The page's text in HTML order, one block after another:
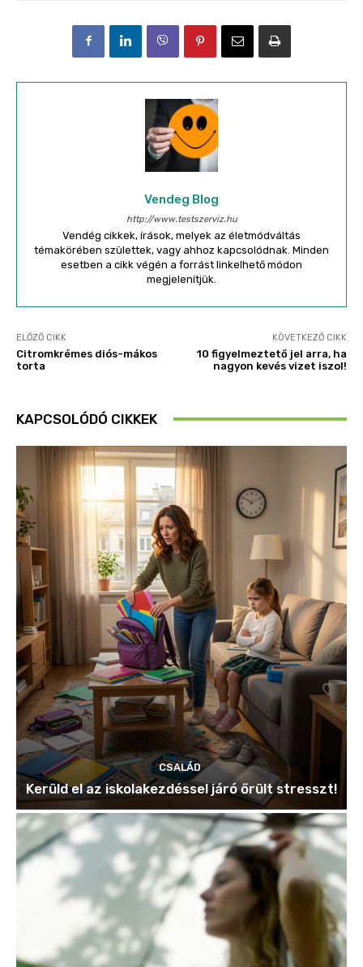
Vendeg Blog
http://www.testszerviz.hu
Vendég cikkek, írások, melyek az életmódváltás
témakörében születtek, vagy ahhoz kapcsolódnak. Minden
esetben a cikk végén a forrást linkelhető módon
megjelenítjük.
ELŐZŐ CIKK
Citromkrémes diós-mákos
torta
KÖVETKEZŐ CIKK
10 figyelmeztető jel arra, ha
nagyon kevés vizet iszol!
KAPCSOLÓDÓ CIKKEK
CSALÁD
Kerüld el az iskolakezdéssel járó őrült stresszt!